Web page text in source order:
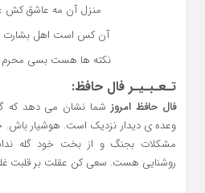
منزل آن مه عاشق کش
آن کس است اهل بشارت
نکته ها هست بسی محرم
تـعـبـیـر فال حافظ:
فال حافظ امروزشما نشان می دهد که
وعده ی دیدار نزدیک است. هوشیار باش.
مشکلات بجنگ و از بخت خود گله
روشنایی هست. سعی کن عقلت بر قلبت